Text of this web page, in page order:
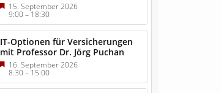
15. September 2026
9:00–18:30
IT-Optionen für Versicherungen
mit Professor Dr. Jörg Puchan
16. September 2026
8:30–15:00